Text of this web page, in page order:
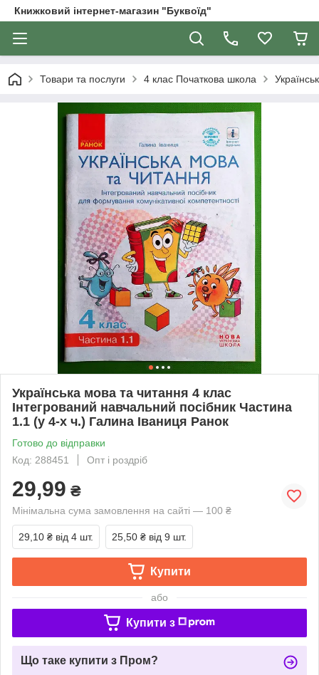
Книжковий інтернет-магазин "Буквоїд"
Товари та послуги 4 клас Початкова школа
Українська мова та читання 4 клас
Інтегрований навчальний посібник Частина
1.1 (у 4-х ч.) Галина Іваниця Ранок
Готово до відправки
Код: 288451
Опт і роздріб
29,99 ₴
Мінімальна сума замовлення на сайті — 100 ₴
29,10 ₴ від 4 шт. 25,50 ₴ від 9 шт.
Купити
або
Купити з
Що таке купити з Пром?